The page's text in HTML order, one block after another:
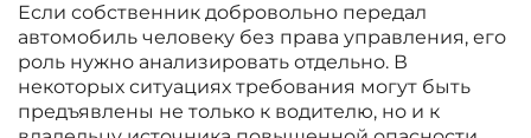
Если собственник добровольно передал
автомобиль человеку без права управления, его
роль нужно анализировать отдельно. В
некоторых ситуациях требования могут быть
предъявлены не только к водителю, но и к